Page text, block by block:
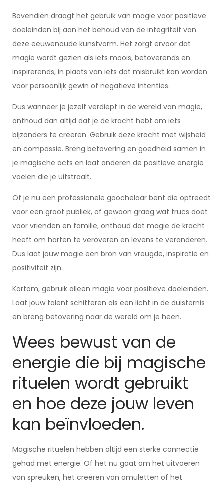
Bovendien draagt het gebruik van magie voor positieve
doeleinden bij aan het behoud van de integriteit van
deze eeuwenoude kunstvorm. Het zorgt ervoor dat
magie wordt gezien als iets moois, betoverends en
inspirerends, in plaats van iets dat misbruikt kan worden
voor persoonlijk gewin of negatieve intenties.
Dus wanneer je jezelf verdiept in de wereld van magie,
onthoud dan altijd dat je de kracht hebt om iets
bijzonders te creëren. Gebruik deze kracht met wijsheid
en compassie. Breng betovering en goedheid samen in
je magische acts en laat anderen de positieve energie
voelen die je uitstraalt.
Of je nu een professionele goochelaar bent die optreedt
voor een groot publiek, of gewoon graag wat trucs doet
voor vrienden en familie, onthoud dat magie de kracht
heeft om harten te veroveren en levens te veranderen.
Dus laat jouw magie een bron van vreugde, inspiratie en
positiviteit zijn.
Kortom, gebruik alleen magie voor positieve doeleinden.
Laat jouw talent schitteren als een licht in de duisternis
en breng betovering naar de wereld om je heen.
Wees bewust van de
energie die bij magische
rituelen wordt gebruikt
en hoe deze jouw leven
kan beïnvloeden.
Magische rituelen hebben altijd een sterke connectie
gehad met energie. Of het nu gaat om het uitvoeren
van spreuken, het creëren van amuletten of het